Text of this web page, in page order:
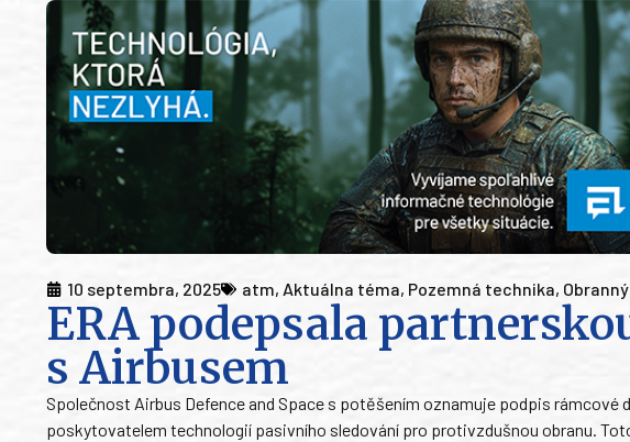
10 septembra, 2025 atm, Aktuálna téma, Pozemná technika,
ERA podepsala
s Airbusem
Společnost Airbus Defence and Space s potěšením oznamuje podpis
poskytovatelem technologií pasivního sledování pro protivzdušnou obranu.